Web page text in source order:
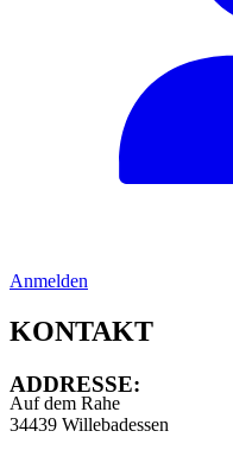
Anmelden
KONTAKT
ADDRESSE:
Auf dem Rahe
34439 Willebadessen